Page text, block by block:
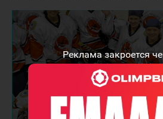
Реклама закроется